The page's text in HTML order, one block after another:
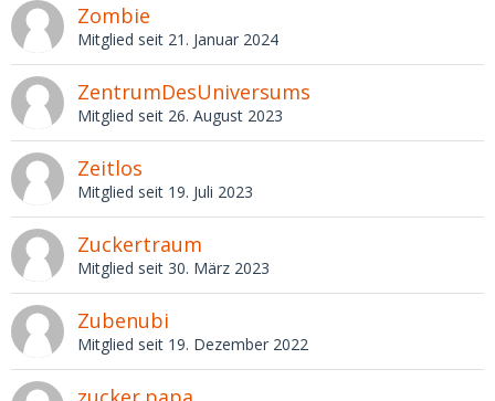
Zombie
Mitglied seit 21. Januar 2024
ZentrumDesUniversums
Mitglied seit 26. August 2023
Zeitlos
Mitglied seit 19. Juli 2023
Zuckertraum
Mitglied seit 30. März 2023
Zubenubi
Mitglied seit 19. Dezember 2022